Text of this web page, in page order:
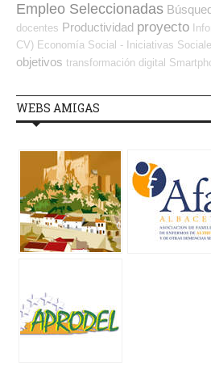
Empleo Seleccionadas
docentes Productividad proyecto
CV) Economía Social - Iniciativas
objetivos transformación digital
WEBS AMIGAS